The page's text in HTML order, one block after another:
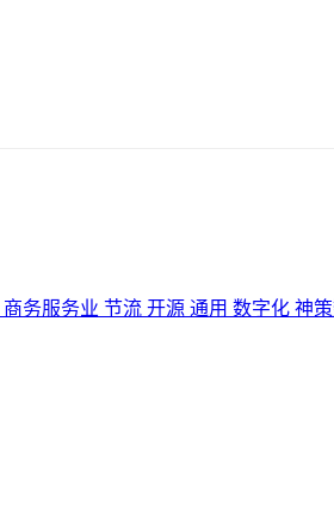
商务服务业 节流 开源 通用 数字化 神